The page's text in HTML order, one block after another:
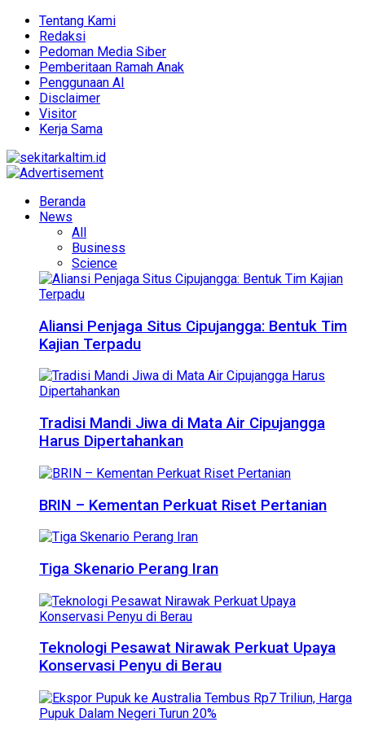
Tentang Kami
Redaksi
Pedoman Media Siber
Pemberitaan Ramah Anak
Penggunaan AI
Disclaimer
Visitor
Kerja Sama
Beranda
News
All
Business
Science
Aliansi Penjaga Situs Cipujangga: Bentuk Tim
Kajian Terpadu
Tradisi Mandi Jiwa di Mata Air Cipujangga
Harus Dipertahankan
BRIN – Kementan Perkuat Riset Pertanian
Tiga Skenario Perang Iran
Teknologi Pesawat Nirawak Perkuat Upaya
Konservasi Penyu di Berau